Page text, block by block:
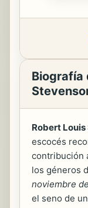
Biografía
Robert
escocés
contribución
los géneros
noviembre
el seno de